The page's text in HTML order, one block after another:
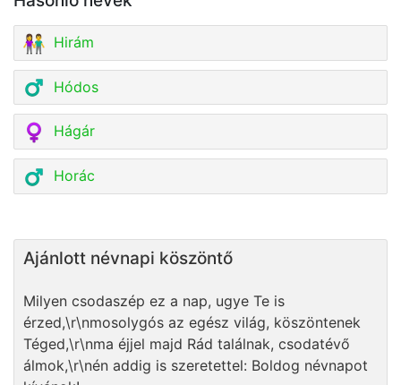
Hirám
Hódos
Hágár
Horác
Ajánlott névnapi köszöntő
Milyen csodaszép ez a nap, ugye Te is
érzed,\r\nmosolygós az egész világ, köszöntenek
Téged,\r\nma éjjel majd Rád találnak, csodatévő
álmok,\r\nén addig is szeretettel: Boldog névnapot